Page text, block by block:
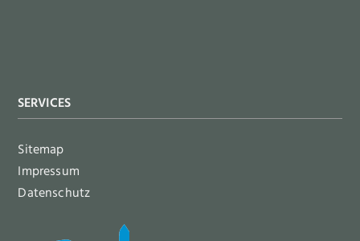
SERVICES
Sitemap
Impressum
Datenschutz